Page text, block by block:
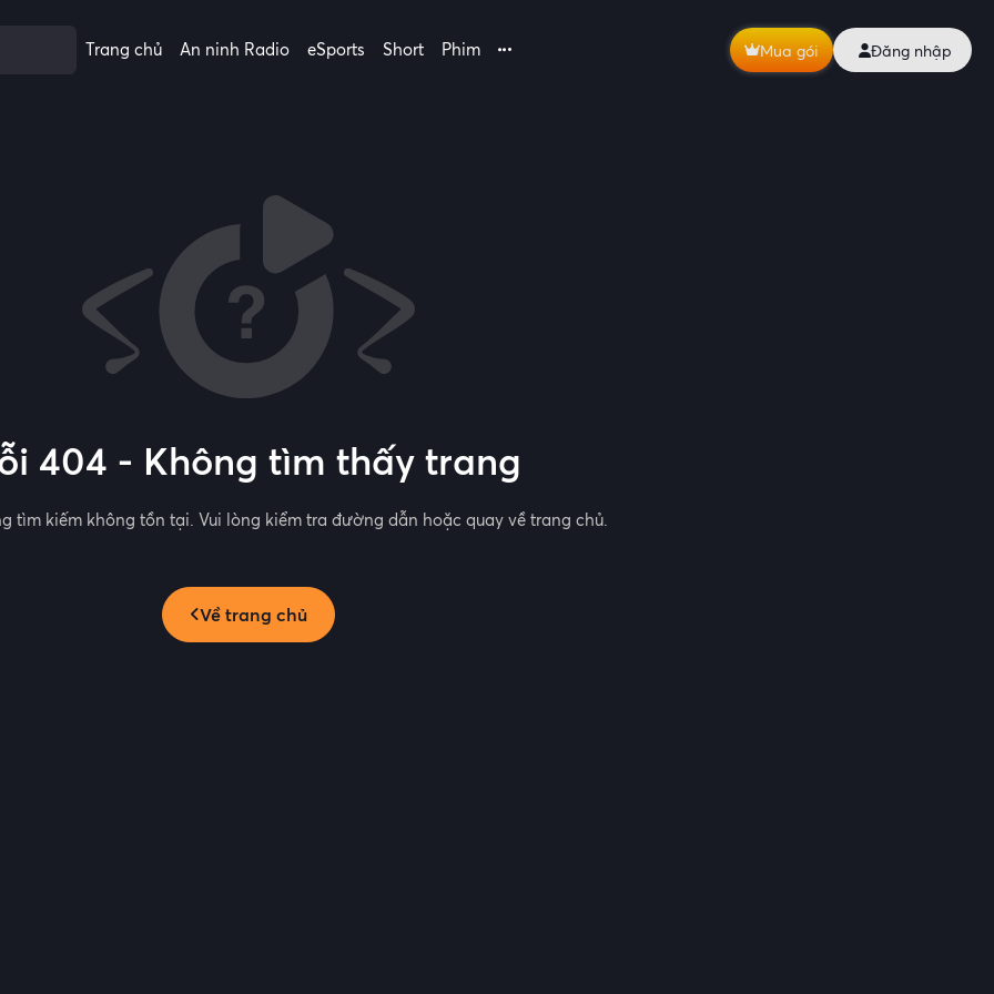
Trang chủ An ninh Radio eSports Short Phim Mua gói Đăng nhập
404 - Không tìm thấy trang
tìm kiếm không tồn tại. Vui lòng kiểm tra đường dẫn hoặc quay về trang chủ.
Về trang chủ